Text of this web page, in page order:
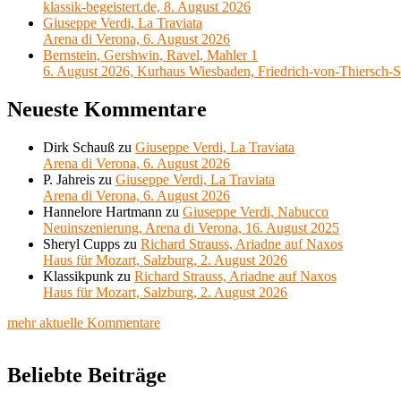
klassik-begeistert.de, 8. August 2026
Giuseppe Verdi, La Traviata
Arena di Verona, 6. August 2026
Bernstein, Gershwin, Ravel, Mahler 1
6. August 2026, Kurhaus Wiesbaden, Friedrich-von-Thiersch-
Neueste Kommentare
Dirk Schauß zu Giuseppe Verdi, La Traviata
Arena di Verona, 6. August 2026
P. Jahreis zu Giuseppe Verdi, La Traviata
Arena di Verona, 6. August 2026
Hannelore Hartmann zu Giuseppe Verdi, Nabucco
Neuinszenierung, Arena di Verona, 16. August 2025
Sheryl Cupps zu Richard Strauss, Ariadne auf Naxos
Haus für Mozart, Salzburg, 2. August 2026
Klassikpunk zu Richard Strauss, Ariadne auf Naxos
Haus für Mozart, Salzburg, 2. August 2026
mehr aktuelle Kommentare
Beliebte Beiträge